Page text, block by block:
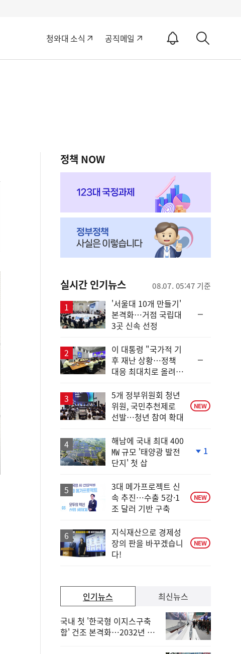
청와대 소식 공직메일
알
ON
세
정책 NOW
실시간 인기뉴스 08.07. 05:47 기준
'서울대 10개 만들기'
본격화…거점 국립대
3곳 신속 선정
이 대통령 "국가적 기
후 재난 상황…정책
대응 최대치로 올려
5개 정부위원회 청년
위원, 국민추천제로
선발…청년 참여 확대
NEW
해남에 국내 최대 400
㎿ 규모 '태양광 발전
단지' 첫 삽
1
3대 메가프로젝트 신
속 추진…수출 5강·1
조 달러 기반 구축
NEW
지식재산으로 경제성
장의 판을 바꾸겠습니
다!
NEW
인기뉴스
국내 첫 '한국형 이지스구축
함' 건조 본격화…2032년 해
최신뉴스